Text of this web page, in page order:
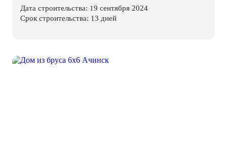
Дата строительства: 19 сентября 2024
Срок строительства: 13 дней